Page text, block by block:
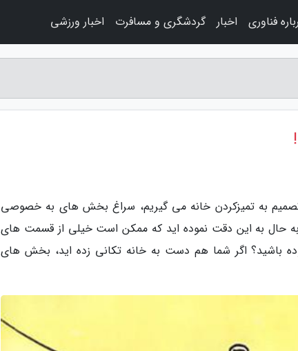
تصمیم به تمیزکردن خانه می گیریم، سراغ بخش های به خصوصی
به حال به این دقت نموده اید که ممکن است خیلی از قسمت های
باشید؟ اگر شما هم دست به خانه تکانی زده اید، بخش های
فناوری اخبار گردشگری و مسافرت اخبار ورزشی